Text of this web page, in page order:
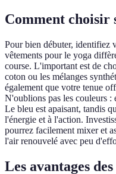
Comment choisir
Pour bien débuter, identifiez
vêtements pour le yoga
course. L'important est de
coton ou les mélanges
également que votre tenue
N'oublions pas les couleurs :
Le bleu est apaisant, tandis
l'énergie et à l'action.
pourrez facilement mixer et
l'air renouvelé avec peu
Les avantages